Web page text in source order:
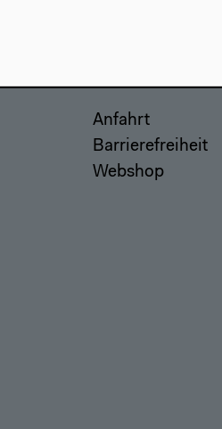
Besuch
Anfahrt
Barrierefreiheit
Webshop